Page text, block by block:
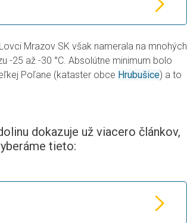
Mrazov SK však namerala na mnohých
-25 až -30 °C. Absolútne minimum bolo
Poľane (kataster obce Hrubušice) a to
dokazuje už viacero článkov,
tieto: